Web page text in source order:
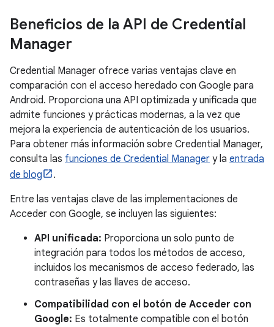
Beneficios de la API de Credential
Manager
Credential Manager ofrece varias ventajas clave en
comparación con el acceso heredado con Google para
Android. Proporciona una API optimizada y unificada que
admite funciones y prácticas modernas, a la vez que
mejora la experiencia de autenticación de los usuarios.
Para obtener más información sobre Credential Manager,
consulta las funciones de Credential Manager y la entrada
de blog
.
Entre las ventajas clave de las implementaciones de
Acceder con Google, se incluyen las siguientes:
API unificada: Proporciona un solo punto de
integración para todos los métodos de acceso,
incluidos los mecanismos de acceso federado, las
contraseñas y las llaves de acceso.
Compatibilidad con el botón de Acceder con
Google: Es totalmente compatible con el botón